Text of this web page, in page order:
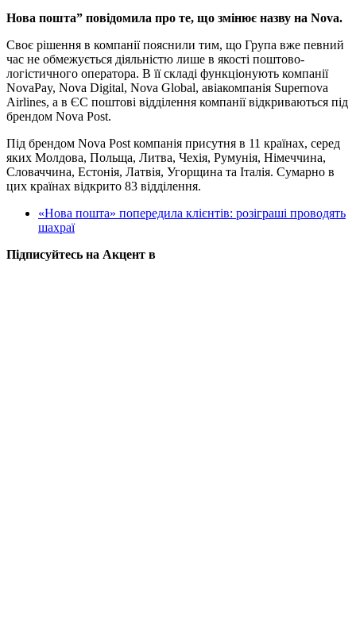
Нова пошта” повідомила про те, що змінює назву на Nova.
Своє рішення в компанії пояснили тим, що Група вже певний
час не обмежується діяльністю лише в якості поштово-
логістичного оператора. В її складі функціонують компанії
NovaPay, Nova Digital, Nova Global, авіакомпанія Supernova
Airlines, а в ЄС поштові відділення компанії відкриваються під
брендом Nova Post.
Під брендом Nova Post компанія присутня в 11 країнах, серед
яких Молдова, Польща, Литва, Чехія, Румунія, Німеччина,
Словаччина, Естонія, Латвія, Угорщина та Італія. Сумарно в
цих країнах відкрито 83 відділення.
«Нова пошта» попередила клієнтів: розіграші проводять
шахраї
Підписуйтесь на Акцент в